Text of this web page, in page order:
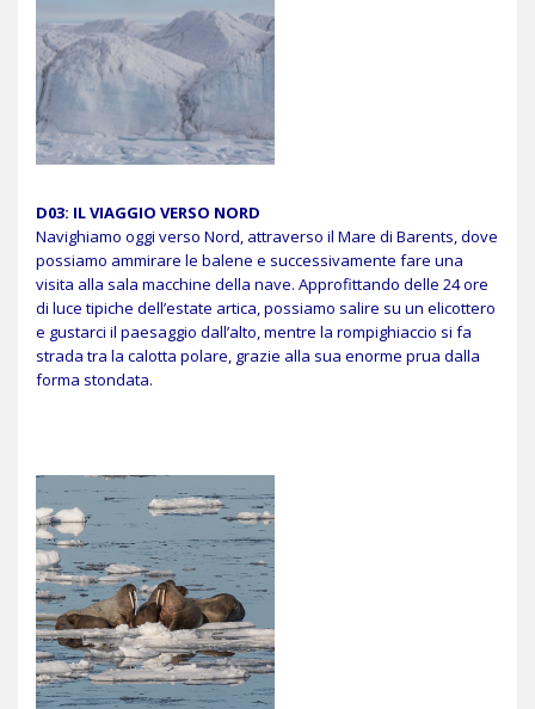
D03: IL VIAGGIO VERSO NORD
Navighiamo oggi verso Nord, attraverso il Mare di Barents, dove
possiamo ammirare le balene e successivamente fare una
visita alla sala macchine della nave. Approfittando delle 24 ore
di luce tipiche dell’estate artica, possiamo salire su un elicottero
e gustarci il paesaggio dall’alto, mentre la rompighiaccio si fa
strada tra la calotta polare, grazie alla sua enorme prua dalla
forma stondata.